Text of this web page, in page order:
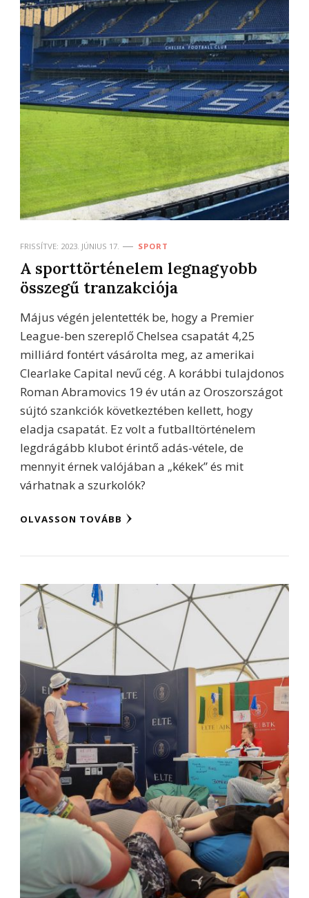
FRISSÍTVE: 2023. JÚNIUS 17. SPORT
A sporttörténelem legnagyobb
összegű tranzakciója
Május végén jelentették be, hogy a Premier
League-ben szereplő Chelsea csapatát 4,25
milliárd fontért vásárolta meg, az amerikai
Clearlake Capital nevű cég. A korábbi tulajdonos
Roman Abramovics 19 év után az Oroszországot
sújtó szankciók következtében kellett, hogy
eladja csapatát. Ez volt a futballtörténelem
legdrágább klubot érintő adás-vétele, de
mennyit érnek valójában a „kékek” és mit
várhatnak a szurkolók?
OLVASSON TOVÁBB